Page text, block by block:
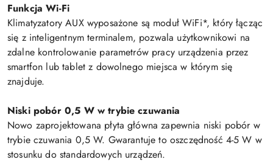
Funkcja Wi-Fi
Klimatyzatory AUX wyposażone są moduł WiFi*, który łącząc
się z inteligentnym terminalem, pozwala użytkownikowi na
zdalne kontrolowanie parametrów pracy urządzenia przez
smartfon lub tablet z dowolnego miejsca w którym się
znajduje.
Niski pobór 0,5 W w trybie czuwania
Nowo zaprojektowana płyta główna zapewnia niski pobór w
trybie czuwania 0,5 W. Gwarantuje to oszczędność 4-5 W w
stosunku do standardowych urządzeń.